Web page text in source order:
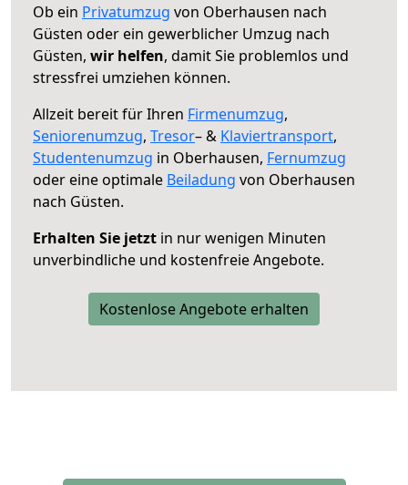
Ob ein Privatumzug von Oberhausen nach
Güsten oder ein gewerblicher Umzug nach
Güsten, wir helfen, damit Sie problemlos und
stressfrei umziehen können.
Allzeit bereit für Ihren Firmenumzug,
Seniorenumzug, Tresor– & Klaviertransport,
Studentenumzug in Oberhausen, Fernumzug
oder eine optimale Beiladung von Oberhausen
nach Güsten.
Erhalten Sie jetzt in nur wenigen Minuten
unverbindliche und kostenfreie Angebote.
Kostenlose Angebote erhalten